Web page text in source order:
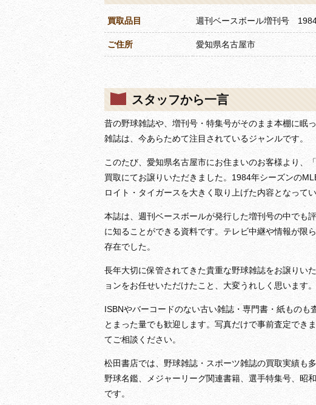
買取品目 週刊ベースボール増刊号
ご住所 愛知県名古屋市
スタッフから一言
昔の野球雑誌や、増刊号・特集号がそのまま本棚に眠
雑誌は、今あらためて注目されているジャンルです。
このたび、愛知県名古屋市にお住まいのお客様より
買取にてお譲りいただきました。1984年シーズンの
ロイト・タイガースを大きく取り上げた内容となってい
本誌は、週刊ベースボールが発行した増刊号の中でも
に知ることができる資料です。テレビ中継や情報が限
存在でした。
長年大切に保管されてきた貴重な野球雑誌をお譲りい
ョンをお任せいただけたこと、大変うれしく思います。
ISBNやバーコードのない古い雑誌・専門書・紙もの
とまった量でも歓迎します。写真だけで事前査定でき
てご相談ください。
松田書店では、野球雑誌・スポーツ雑誌の買取実績も
野球名鑑、メジャーリーグ関連書籍、選手特集号、昭
です。